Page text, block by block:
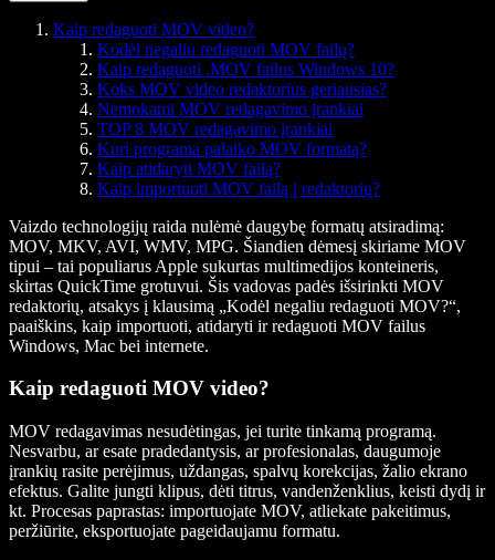
Kaip redaguoti MOV video?
Kodėl negaliu redaguoti MOV failų?
Kaip redaguoti .MOV failus Windows 10?
Koks MOV video redaktorius geriausias?
Nemokami MOV redagavimo įrankiai
TOP 8 MOV redagavimo įrankiai
Kuri programa palaiko MOV formatą?
Kaip atidaryti MOV failą?
Kaip importuoti MOV failą į redaktorių?
Vaizdo technologijų raida nulėmė daugybę formatų atsiradimą:
MOV, MKV, AVI, WMV, MPG. Šiandien dėmesį skiriame MOV
tipui – tai populiarus Apple sukurtas multimedijos konteineris,
skirtas QuickTime grotuvui. Šis vadovas padės išsirinkti MOV
redaktorių, atsakys į klausimą „Kodėl negaliu redaguoti MOV?“,
paaiškins, kaip importuoti, atidaryti ir redaguoti MOV failus
Windows, Mac bei internete.
Kaip redaguoti MOV video?
MOV redagavimas nesudėtingas, jei turite tinkamą programą.
Nesvarbu, ar esate pradedantysis, ar profesionalas, daugumoje
įrankių rasite perėjimus, uždangas, spalvų korekcijas, žalio ekrano
efektus. Galite jungti klipus, dėti titrus, vandenženklius, keisti dydį ir
kt. Procesas paprastas: importuojate MOV, atliekate pakeitimus,
peržiūrite, eksportuojate pageidaujamu formatu.